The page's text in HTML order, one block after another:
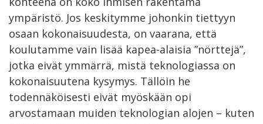
ympäristö. Jos keskitymme johonkin tiettyyn
osaan kokonaisuudesta, on vaarana, että
koulutamme vain lisää kapea-alaisia ”nörttejä”,
jotka eivät ymmärrä, mistä teknologiassa on
kokonaisuutena kysymys. Tällöin he
todennäköisesti eivät myöskään opi
arvostamaan muiden teknologian alojen – kuten